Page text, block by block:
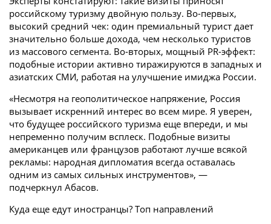
российскому туризму двойную пользу. Во-первых,
высокий средний чек: один премиальный турист дает
значительно больше дохода, чем несколько туристов
из массового сегмента. Во-вторых, мощный PR-эффект:
подобные истории активно тиражируются в западных и
азиатских СМИ, работая на улучшение имиджа России.
«Несмотря на геополитическое напряжение, Россия
вызывает искренний интерес во всем мире. Я уверен,
что будущее российского туризма еще впереди, и мы
непременно получим всплеск. Подобные визиты
американцев или французов работают лучше всякой
рекламы: народная дипломатия всегда оставалась
одним из самых сильных инструментов», —
подчеркнул Абасов.
Куда еще едут иностранцы? Топ направлений